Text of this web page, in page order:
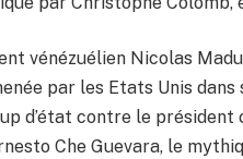
vénézuélien Nicolas
par les Etats Unis
d’état contre le
Che Guevara, le